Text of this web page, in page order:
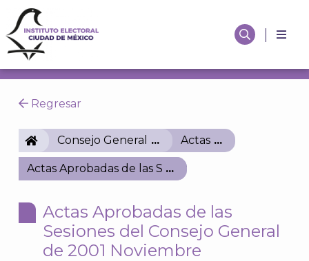
Regresar
IECMConsejo General Actas
Actas Aprobadas de las Sesiones del Consejo
Actas Aprobadas de las
Sesiones del Consejo General
de 2001 Noviembre